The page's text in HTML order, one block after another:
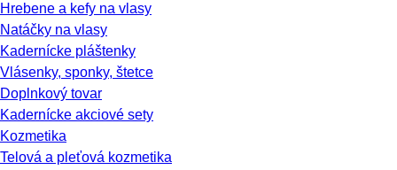
Hrebene a kefy na vlasy
Natáčky na vlasy
Kadernícke pláštenky
Vlásenky, sponky, štetce
Doplnkový tovar
Kadernícke akciové sety
Kozmetika
Telová a pleťová kozmetika